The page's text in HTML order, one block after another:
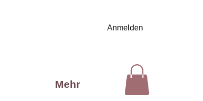
Mehr
Anmelden